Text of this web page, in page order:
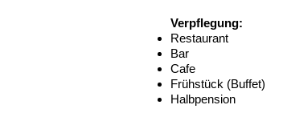
Verpflegung:
Restaurant
Bar
Cafe
Frühstück (Buffet)
Halbpension